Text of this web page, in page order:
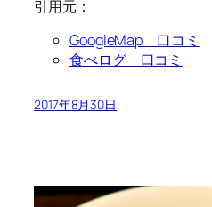
引用元：
GoogleMap 口コミ
食べログ 口コミ
2017年8月30日